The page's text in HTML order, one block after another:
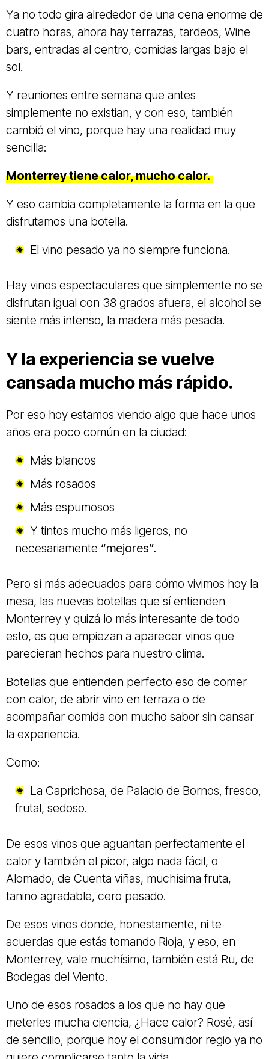
Ya no todo gira alrededor de una cena enorme de
cuatro horas, ahora hay terrazas, tardeos, Wine
bars, entradas al centro, comidas largas bajo el
sol.
Y reuniones entre semana que antes
simplemente no existian, y con eso, también
cambió el vino, porque hay una realidad muy
sencilla:
Monterrey tiene calor, mucho calor.
Y eso cambia completamente la forma en la que
disfrutamos una botella.
El vino pesado ya no siempre funciona.
Hay vinos espectaculares que simplemente no se
disfrutan igual con 38 grados afuera, el alcohol se
siente más intenso, la madera más pesada.
Y la experiencia se vuelve
cansada mucho más rápido.
Por eso hoy estamos viendo algo que hace unos
años era poco común en la ciudad:
Más blancos
Más rosados
Más espumosos
Y tintos mucho más ligeros, no
necesariamente “mejores”.
Pero sí más adecuados para cómo vivimos hoy la
mesa, las nuevas botellas que sí entienden
Monterrey y quizá lo más interesante de todo
esto, es que empiezan a aparecer vinos que
parecieran hechos para nuestro clima.
Botellas que entienden perfecto eso de comer
con calor, de abrir vino en terraza o de
acompañar comida con mucho sabor sin cansar
la experiencia.
Como:
La Caprichosa, de Palacio de Bornos, fresco,
frutal, sedoso.
De esos vinos que aguantan perfectamente el
calor y también el picor, algo nada fácil, o
Alomado, de Cuenta viñas, muchísima fruta,
tanino agradable, cero pesado.
De esos vinos donde, honestamente, ni te
acuerdas que estás tomando Rioja, y eso, en
Monterrey, vale muchísimo, también está Ru, de
Bodegas del Viento.
Uno de esos rosados a los que no hay que
meterles mucha ciencia, ¿Hace calor? Rosé, así
de sencillo, porque hoy el consumidor regio ya no